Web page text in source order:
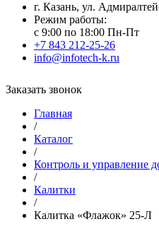
г. Казань, ул.
Режим работы:
с 9:00 по 18:00 Пн-Пт
+7 843 212-25-26
info@infotech-k.ru
Заказать звонок
Главная
/
Каталог
/
Контроль и управление
/
Калитки
/
Калитка «Флажок» 25-Л